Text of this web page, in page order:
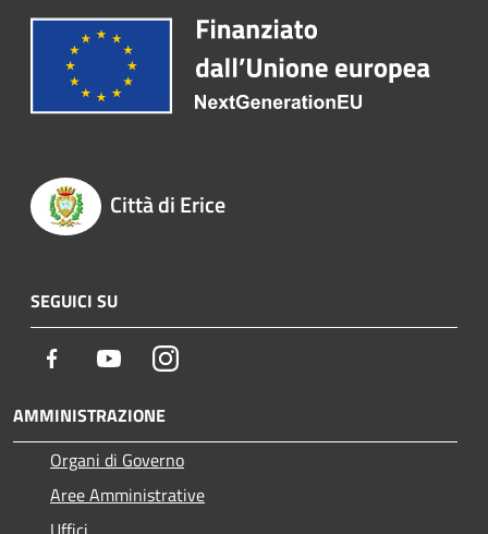
Città di Erice
SEGUICI SU
Facebook YoutubeInstagram
AMMINISTRAZIONE
Organi di Governo
Aree Amministrative